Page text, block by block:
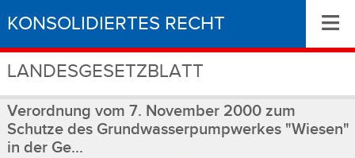
KONSOLIDIERTES RECHT
LANDESGESETZBLATT
≡
Verordnung vom 7. November 2000 zum
Schutze des Grundwasserpumpwerkes "Wiesen"
in der Ge...